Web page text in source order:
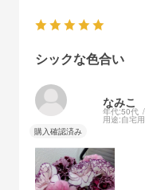
シックな色合い
なみこ
年代:50代
用途:自宅用